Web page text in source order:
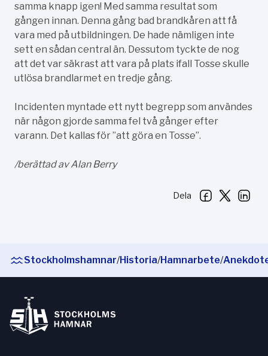
samma knapp igen! Med samma resultat som
gången innan. Denna gång bad brandkåren att få
vara med på utbildningen. De hade nämligen inte
sett en sådan central än. Dessutom tyckte de nog
att det var säkrast att vara på plats ifall Tosse skulle
utlösa brandlarmet en tredje gång.
Incidenten myntade ett nytt begrepp som användes
när någon gjorde samma fel två gånger efter
varann. Det kallas för ”att göra en Tosse”.
/berättad av Alan Berry
Dela
Stockholmshamnar/Historia/Hamnarbete/